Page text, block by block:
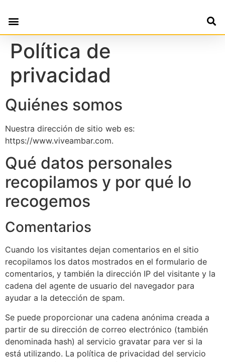
Política de
privacidad
Quiénes somos
Nuestra dirección de sitio web es:
https://www.viveambar.com.
Qué datos personales
recopilamos y por qué lo
recogemos
Comentarios
Cuando los visitantes dejan comentarios en el sitio
recopilamos los datos mostrados en el formulario de
comentarios, y también la dirección IP del visitante y la
cadena del agente de usuario del navegador para
ayudar a la detección de spam.
Se puede proporcionar una cadena anónima creada a
partir de su dirección de correo electrónico (también
denominada hash) al servicio gravatar para ver si la
está utilizando. La política de privacidad del servicio